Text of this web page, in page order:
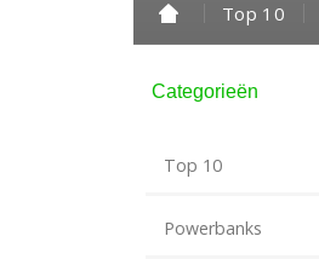
Top 10
Categorieën
Top 10
Powerbanks